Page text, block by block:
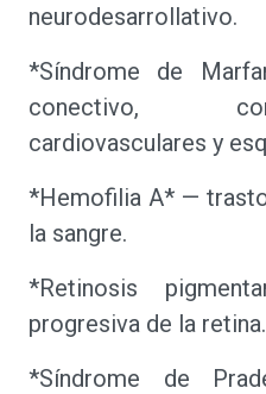
neurodesarrollativo.
*Síndrome de
conectivo,
cardiovasculares y
*Hemofilia A* —
la sangre.
*Retinosis
progresiva de la retina.
*Síndrome de